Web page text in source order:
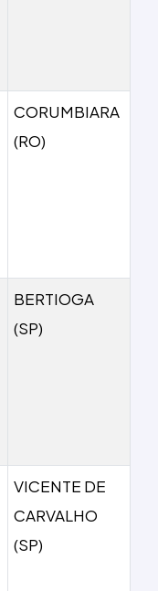
CORUMBIARA
(RO)
BERTIOGA
(SP)
VICENTE DE
CARVALHO
(SP)